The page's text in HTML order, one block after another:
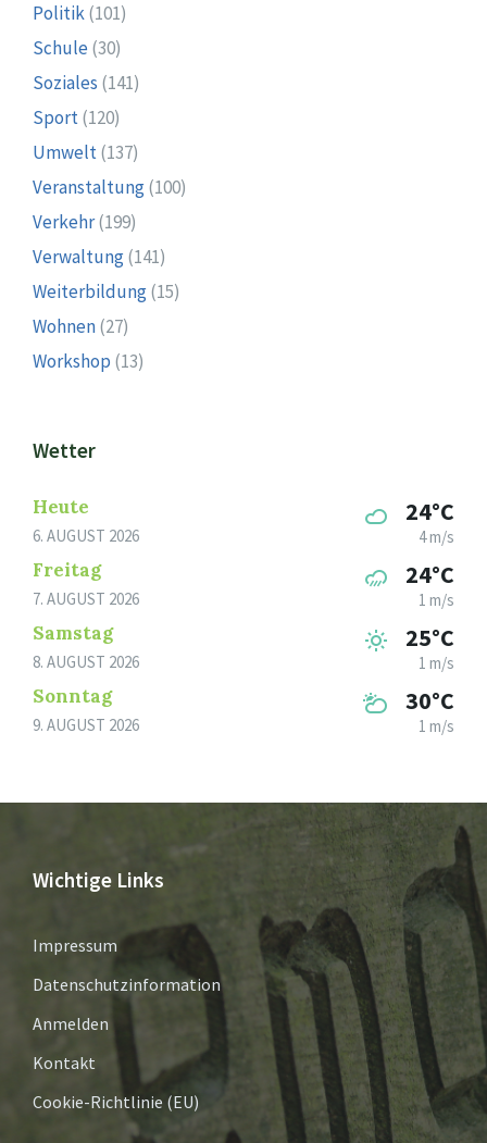
Politik(101)
Schule (30)
Soziales (141)
Sport(120)
Umwelt(137)
Veranstaltung(100)
Verkehr(199)
Verwaltung(141)
Weiterbildung(15)
Wohnen(27)
Workshop (13)
Wetter
Heute
6. AUGUST 2026
24°C
4 m/s
Freitag
7. AUGUST 2026
24°C
1 m/s
Samstag
8. AUGUST 2026
25°C
1 m/s
Sonntag
9. AUGUST 2026
30°C
1 m/s
Wichtige Links
Impressum
Datenschutzinformation
Anmelden
Kontakt
Cookie-Richtlinie (EU)